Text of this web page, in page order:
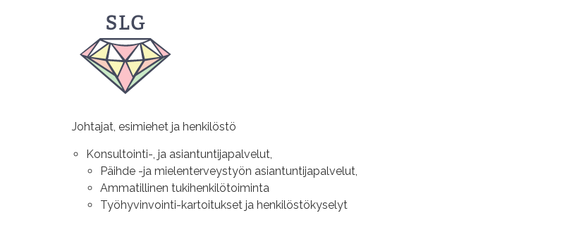
Johtajat, esimiehet ja henkilöstö
Konsultointi-, ja asiantuntijapalvelut,
Päihde -ja mielenterveystyön asiantuntijapalvelut,
Ammatillinen tukihenkilötoiminta
Työhyvinvointi-kartoitukset ja henkilöstökyselyt